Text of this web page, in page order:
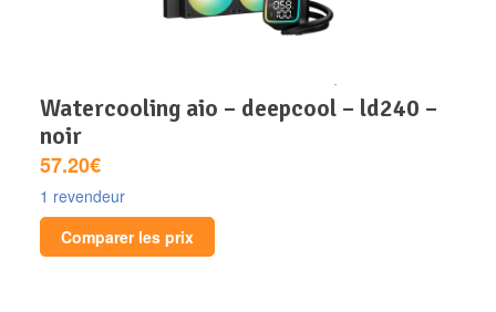
watercooling aio – deepcool – ld240 –
noir
57.20€
1 revendeur
Comparer les prix